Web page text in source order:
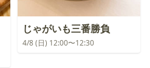
じゃがいも三番勝負
4/8 (日) 12:00〜12:30